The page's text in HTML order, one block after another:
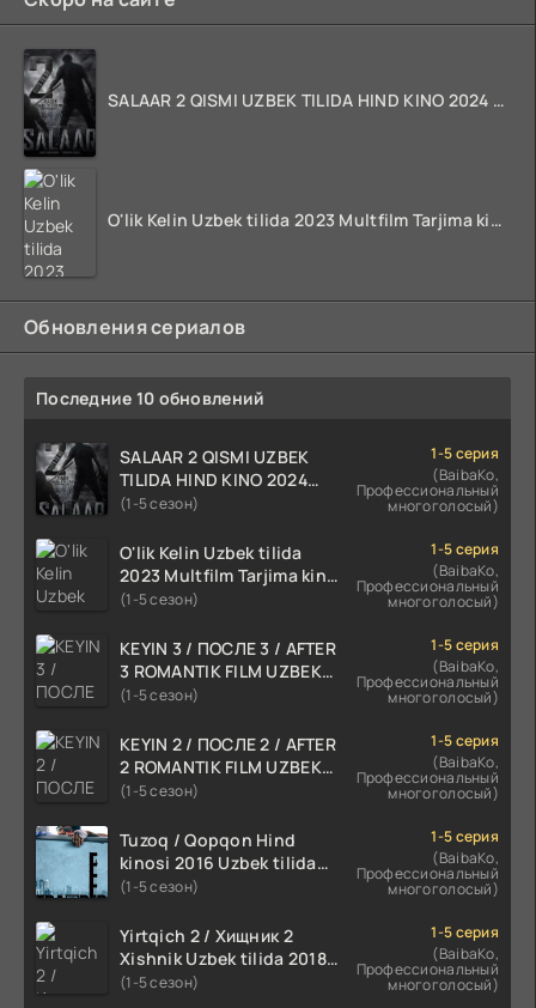
SALAAR 2 QISMI UZBEK TILIDA HIND KINO 2024 TARJIMA 720p HD Skachat
O'lik Kelin Uzbek tilida 2023 Multfilm Tarjima kino skachat
Обновления сериалов
Последние 10 обновлений
SALAAR 2 QISMI UZBEK
TILIDA HIND KINO 2024
TARJIMA 720p HD Skachat
(1-5 сезон)
1-5 серия
(BaibaKo,
Профессиональный
многоголосый)
O'lik Kelin Uzbek tilida
2023 Multfilm Tarjima kino
skachat
(1-5 сезон)
1-5 серия
(BaibaKo,
Профессиональный
многоголосый)
KEYIN 3 / ПОСЛЕ 3 / AFTER
3 ROMANTIK FILM UZBEK
TILIDA 2021 TARJIMA FILM
(1-5 сезон)
1-5 серия
(BaibaKo,
Профессиональный
многоголосый)
KEYIN 2 / ПОСЛЕ 2 / AFTER
2 ROMANTIK FILM UZBEK
TILIDA 2020 TARJIMA FILM
(1-5 сезон)
1-5 серия
(BaibaKo,
Профессиональный
многоголосый)
Tuzoq / Qopqon Hind
kinosi 2016 Uzbek tilida
tarjima film HD
(1-5 сезон)
1-5 серия
(BaibaKo,
Профессиональный
многоголосый)
Yirtqich 2 / Хищник 2
Xishnik Uzbek tilida 2018-
2024 O'zbekcha tarjima
(1-5 сезон)
1-5 серия
(BaibaKo,
Профессиональный
многоголосый)